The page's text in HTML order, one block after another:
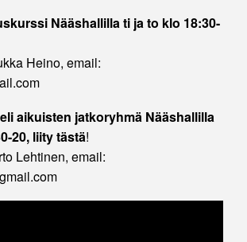
Nääshallilla ti ja to klo 18:30-
Heino, email:
aikuisten jatkoryhmä Nääshallilla
20, liity tästä!
Lehtinen, email: